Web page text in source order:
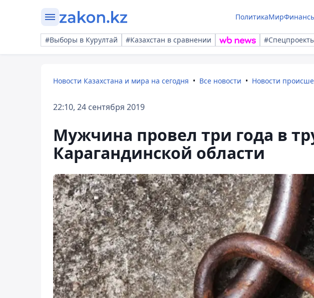
ПолитикаМир
#Выборы в Курултай #Казахстан в сравнении
Новости Казахстана и мира на сегодня Все новости Новости
22:10, 24 сентября 2019
Мужчина провел три года в
Карагандинской области